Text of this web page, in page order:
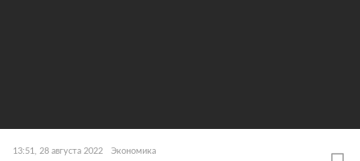
13:51, 28 августа 2022 Экономика